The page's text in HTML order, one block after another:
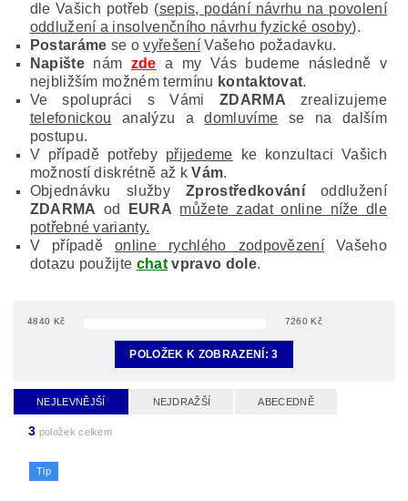
dle Vašich potřeb (sepis, podání návrhu na povolení
oddlužení a insolvenčního návrhu fyzické osoby).
Postaráme se ovyřešeníVašeho požadavku.
Napištenám zde a my Vás budeme následně v
nejbližším možném termínu kontaktovat.
Ve spolupráci s Vámi ZDARMA zrealizujeme
telefonickou analýzu adomluvíme se na dalším
postupu.
V případě potřeby přijedeme ke konzultaci Vašich
možností diskrétně až kVám.
Objednávku služby
Zprostředkováníoddlužení
ZDARMA od EURA můžete zadat online níže dle
potřebné varianty.
V případěonline rychlého zodpovězení Vašeho
dotazu použijte chatvpravo dole.
4840 Kč 7260 Kč
POLOŽEK K ZOBRAZENÍ:3
NEJLEVNĚJŠÍ NEJDRAŽŠÍ ABECEDNĚ
3 položek celkem
Tip